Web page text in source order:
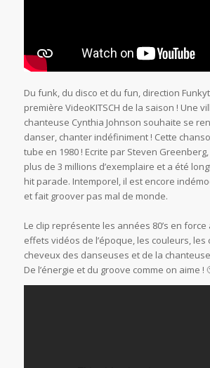
Du funk, du disco et du fun, direction
première VideoKITSCH de la saison ! Une
chanteuse Cynthia Johnson souhaite se
danser, chanter indéfiniment ! Cette
tube en 1980 ! Ecrite par Steven Greenberg,
plus de 3 millions d’exemplaire et a été
hit parade. Intemporel, il est encore
et fait groover pas mal de monde.
Le clip représente les années 80’s en force
effets vidéos de l’époque, les couleurs, les
cheveux des danseuses et de la
De l’énergie et du groove comme on aime !